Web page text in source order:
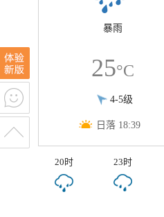
暴雨
25°C
4-5级
日落 18:39
20时 23时